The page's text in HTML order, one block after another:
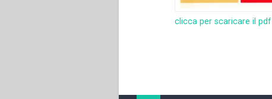
clicca per scaricare il pdf